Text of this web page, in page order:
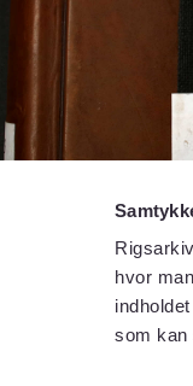
hvor
som